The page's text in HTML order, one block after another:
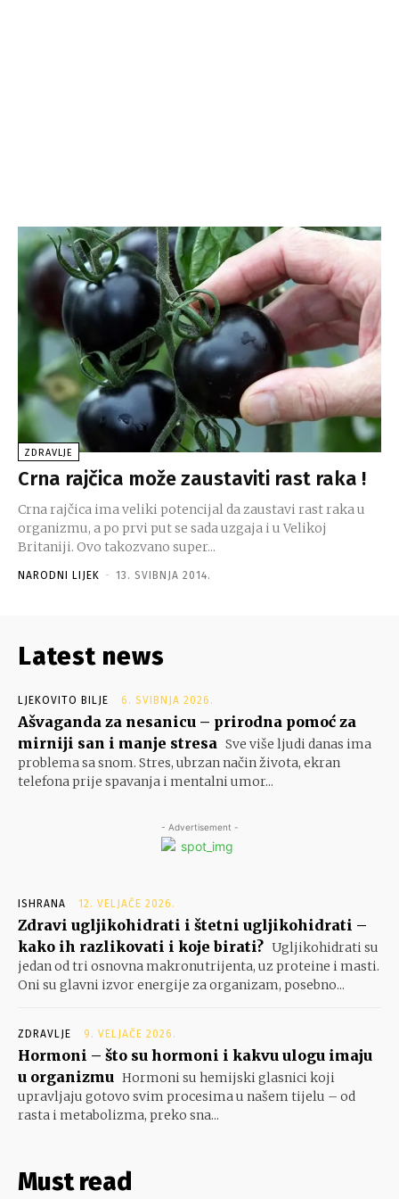
ZDRAVLJE
Crna rajčica može zaustaviti rast raka !
Crna rajčica ima veliki potencijal da zaustavi rast raka u
organizmu, a po prvi put se sada uzgaja i u Velikoj
Britaniji. Ovo takozvano super...
NARODNI LIJEK - 13. SVIBNJA 2014.
Latest news
LJEKOVITO BILJE 6. SVIBNJA 2026.
Ašvaganda za nesanicu – prirodna pomoć za
mirniji san i manje stresa Sve više ljudi danas ima
problema sa snom. Stres, ubrzan način života, ekran
telefona prije spavanja i mentalni umor...
- Advertisement -
ISHRANA 12. VELJAČE 2026.
Zdravi ugljikohidrati i štetni ugljikohidrati –
kako ih razlikovati i koje birati? Ugljikohidrati su
jedan od tri osnovna makronutrijenta, uz proteine i masti.
Oni su glavni izvor energije za organizam, posebno...
ZDRAVLJE 9. VELJAČE 2026.
Hormoni – što su hormoni i kakvu ulogu imaju
u organizmu Hormoni su hemijski glasnici koji
upravljaju gotovo svim procesima u našem tijelu – od
rasta i metabolizma, preko sna...
Must read